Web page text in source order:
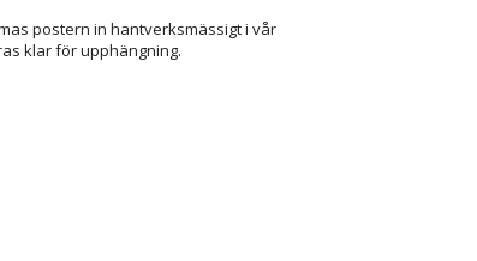
postern in hantverksmässigt i vår
klar för upphängning.